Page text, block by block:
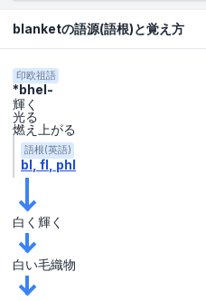
blanketの語源(語根)と覚え方
印欧祖語
*bhel-
輝く
光る
燃え上がる
語根(英語)
bl fl phl
白く輝く
白い毛織物